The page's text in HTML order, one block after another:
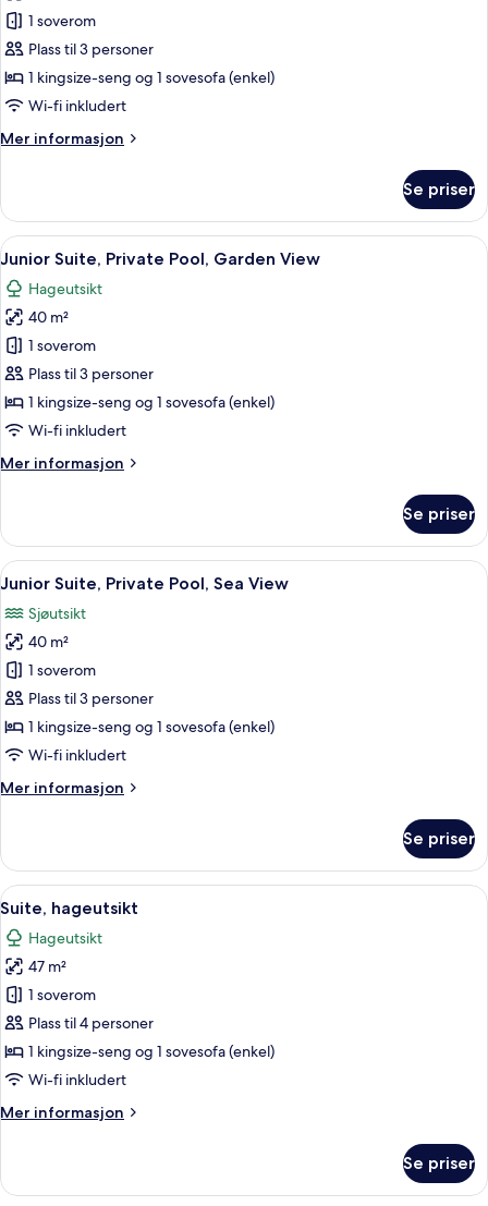
Junior
Suite,
Sea
View
1 soverom
Plass til 3 personer
1 kingsize-seng og 1 sovesofa (enkel)
Wi-fi inkludert
Mer informasjon
Mer
Suite,
Sea
View
Se priser
Åpne
alle
bildene
av
Junior
Suite,
Private
Pool,
View
Minibar, safe på rommet,
5
Junior Suite, Private Pool, Garden View
Hageutsikt
40 m²
1 soverom
Plass til 3 personer
1 kingsize-seng og 1 sovesofa (enkel)
Wi-fi inkludert
Mer informasjon
Mer
Suite,
Private
Pool,
View
Se priser
Åpne
alle
bildene
av
Junior
Suite,
Private
Pool,
View
Junior Suite, Private Pool, Sea View |
6
Junior Suite, Private Pool, Sea View
Sjøutsikt
40 m²
1 soverom
Plass til 3 personer
1 kingsize-seng og 1 sovesofa (enkel)
Wi-fi inkludert
Mer informasjon
Mer
Suite,
Private
Pool,
View
Se priser
Åpne
alle
bildene
av
Suite,
hageutsikt
Minibar, safe på rommet,
3
Suite, hageutsikt
Hageutsikt
47 m²
1 soverom
Plass til 4 personer
1 kingsize-seng og 1 sovesofa (enkel)
Wi-fi inkludert
Mer informasjon
Mer
hageutsikt
Se priser